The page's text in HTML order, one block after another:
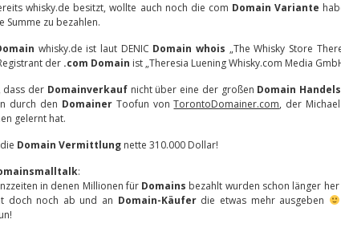
whisky.de besitzt, wollte auch noch die com Domain Variante
Summe zu bezahlen.
whisky.de ist laut DENIC Domain whois „The Whisky Store
der .com Domain ist „Theresia Luening Whisky.com Media
dass der Domainverkaufnicht über eine der großen Domain
durch den DomainerToofun vonTorontoDomainer.com, der
gelernt hat.
Domain Vermittlung nette 310.000 Dollar!
:
in denen Millionen für Domains bezahlt wurden schon länger
doch noch ab und an Domain-Käuferdie etwas mehr ausgeben